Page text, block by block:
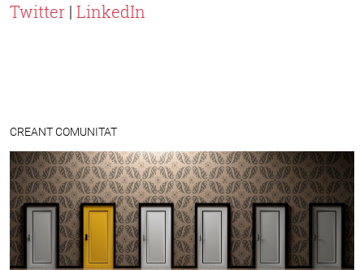
Twitter | LinkedIn
CREANT COMUNITAT